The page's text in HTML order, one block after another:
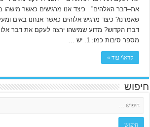
את–דבר האלהים” כיצד אנו מרגישים כאשר
שאמרנו? כיצד מרגיש אלוהים כאשר אנחנו באים
דברו הקדוש? מדוע שמישהו ירצה לעקם את דבר
מספר סיבות כמו: 1. יש …
קרא\י עוד »
חיפוש